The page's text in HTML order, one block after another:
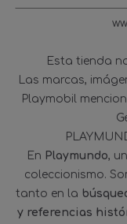
Esta tienda
Las marcas,
Playmobil
En Playmundo,
coleccionismo.
tanto en la
y referencias